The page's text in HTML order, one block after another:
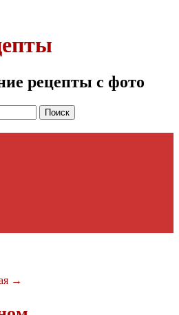
рецепты с фото
→